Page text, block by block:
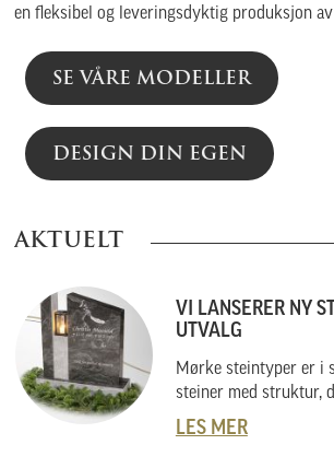
en fleksibel og leveringsdyktig produksjon
SE VÅRE MODELLER
DESIGN DIN EGEN
AKTUELT
VI LANSERER NY
UTVALG
Mørke steintyper er i
steiner med struktur,
Black.
LES MER